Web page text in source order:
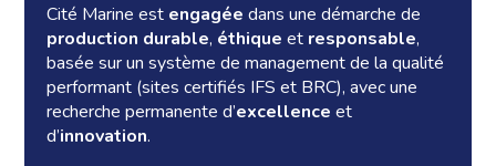
Cité Marine est engagée dans une démarche de
production durable, éthique et responsable,
basée sur un système de management de la qualité
performant (sites certifiés IFS et BRC), avec une
recherche permanente d’excellence et
d’innovation.